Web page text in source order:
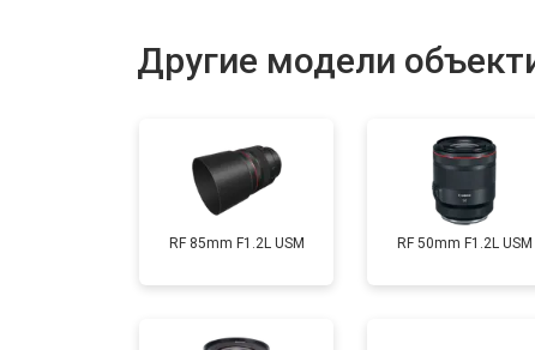
Ремонт шлейфа оптического
Другие модели
RF 85mm F1.2L USM RF 50mm F1.2L USM